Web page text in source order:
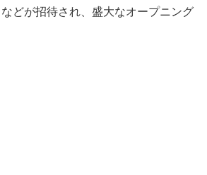
どが招待され、盛大なオープニング